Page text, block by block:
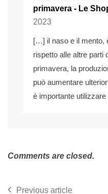
primavera - Le
2023
[…] il naso e il mento,
rispetto alle altre parti
primavera, la
può aumentare
è importante
Comments are closed.
Previous article